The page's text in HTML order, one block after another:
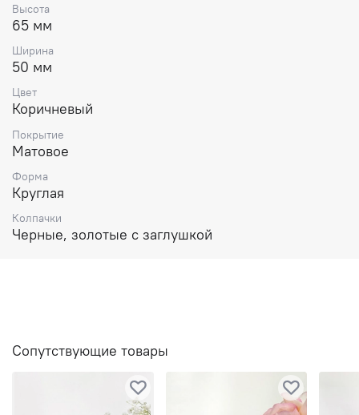
Высота
65 мм
Ширина
50 мм
Цвет
Коричневый
Покрытие
Матовое
Форма
Круглая
Колпачки
Черные, золотые с заглушкой
Сопутствующие товары